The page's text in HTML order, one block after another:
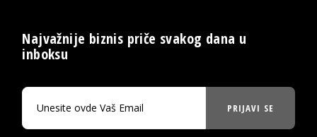
Najvažnije biznis priče svakog dana u
inboksu
PRIJAVI SE